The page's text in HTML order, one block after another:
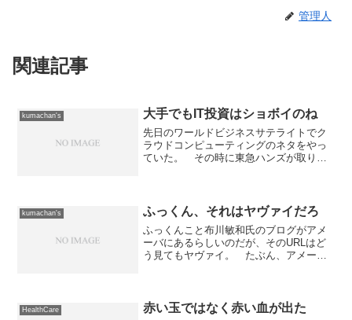
管理人
関連記事
kumachan's 大手でもIT投資はショボイのね
先日のワールドビジネスサテライトでク
ラウドコンピューティングのネタをやっ
ていた。 その時に東急ハンズが取り上
うような...
kumachan's ふっくん、それはヤヴァイだろ
ふっくんこと布川敏和氏のブログがアメ
ーバにあるらしいのだが、そのURLはど
う見てもヤヴァイ。 たぶん、アメーバ
URLは...どう...
HealthCare 赤い玉ではなく赤い血が出た